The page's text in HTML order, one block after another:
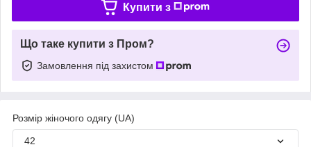
Купити з
Що таке купити з Пром?
Замовлення під захистом
Розмір жіночого одягу (UA)
42